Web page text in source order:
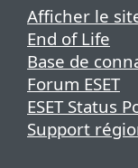
Afficher le
End of Life
Base de
Forum ESET
ESET Status
Support